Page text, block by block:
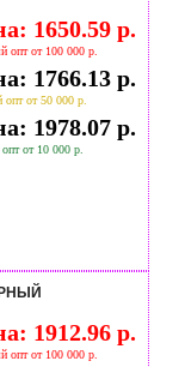
1650.59 р.
опт от 100 000 р.
1766.13 р.
опт от 50 000 р.
1978.07 р.
от 10 000 р.
1912.96 р.
опт от 100 000 р.